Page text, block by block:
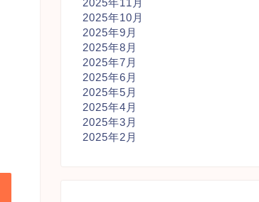
2025年11月
2025年10月
2025年9月
2025年8月
2025年7月
2025年6月
2025年5月
2025年4月
2025年3月
2025年2月